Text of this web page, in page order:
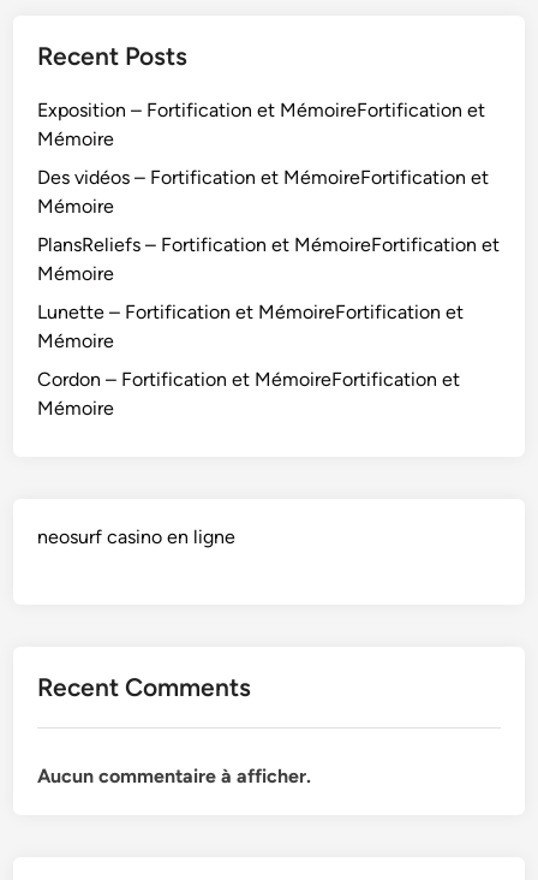
Recent Posts
Exposition – Fortification et MémoireFortification et
Mémoire
Des vidéos – Fortification et MémoireFortification et
Mémoire
PlansReliefs – Fortification et MémoireFortification et
Mémoire
Lunette – Fortification et MémoireFortification et
Mémoire
Cordon – Fortification et MémoireFortification et
Mémoire
neosurf casino en ligne
Recent Comments
Aucun commentaire à afficher.